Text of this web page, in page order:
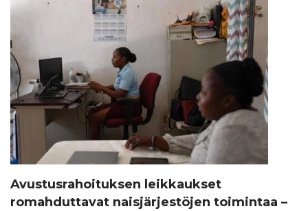
Avustusrahoituksen leikkaukset
romahduttavat naisjärjestöjen toimintaa –